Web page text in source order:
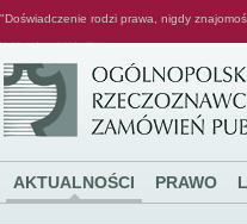
"Doświadczenie rodzi prawa, nigdy
AKTUALNOŚCI PRAWO